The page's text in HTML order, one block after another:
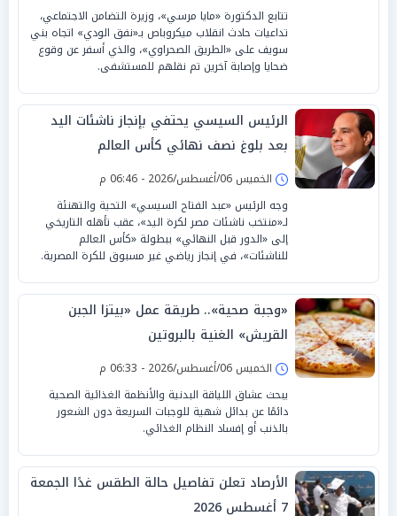
تتابع الدكتورة «مايا مرسي»، وزيرة التضامن الاجتماعي،
تداعيات حادث انقلاب ميكروباص بـ«نفق الودي» اتجاه بني
سويف على «الطريق الصحراوي»، والذي أسفر عن وقوع
ضحايا وإصابة آخرين تم نقلهم للمستشفى.
الرئيس السيسي يحتفي بإنجاز ناشئات اليد
بعد بلوغ نصف نهائي كأس العالم
الخميس 06/أغسطس/2026 - 06:46 م
وجه الرئيس «عبد الفتاح السيسي» التحية والتهنئة
لـ«منتخب ناشئات مصر لكرة اليد»، عقب تأهله التاريخي
إلى «الدور قبل النهائي» ببطولة «كأس العالم
للناشئات»، في إنجاز رياضي غير مسبوق للكرة المصرية.
«وجبة صحية».. طريقة عمل «بيتزا الجبن
القريش» الغنية بالبروتين
الخميس 06/أغسطس/2026 - 06:33 م
يبحث عشاق اللياقة البدنية والأنظمة الغذائية الصحية
دائمًا عن بدائل شهية للوجبات السريعة دون الشعور
بالذنب أو إفساد النظام الغذائي.
الأرصاد تعلن تفاصيل حالة الطقس غدًا الجمعة
7 أغسطس 2026